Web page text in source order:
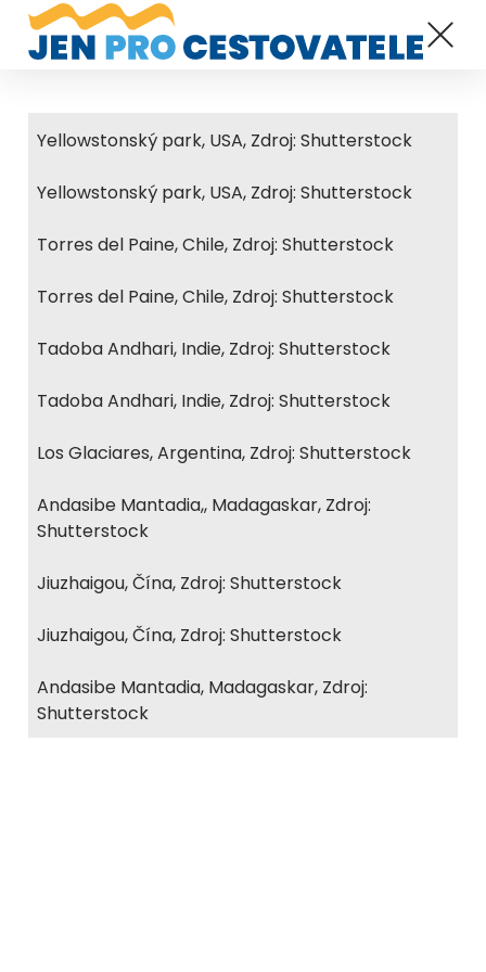
Yellowstonský park, USA, Zdroj: Shutterstock
Yellowstonský park, USA, Zdroj: Shutterstock
Torres del Paine, Chile, Zdroj: Shutterstock
Torres del Paine, Chile, Zdroj: Shutterstock
Tadoba Andhari, Indie, Zdroj: Shutterstock
Tadoba Andhari, Indie, Zdroj: Shutterstock
Los Glaciares, Argentina, Zdroj: Shutterstock
Andasibe Mantadia,, Madagaskar, Zdroj:
Shutterstock
Jiuzhaigou, Čína, Zdroj: Shutterstock
Jiuzhaigou, Čína, Zdroj: Shutterstock
Andasibe Mantadia, Madagaskar, Zdroj:
Shutterstock